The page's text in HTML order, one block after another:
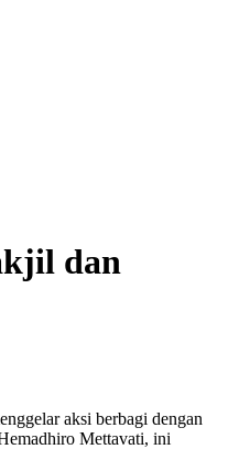
dan
aksi berbagi dengan
Mettavati, ini